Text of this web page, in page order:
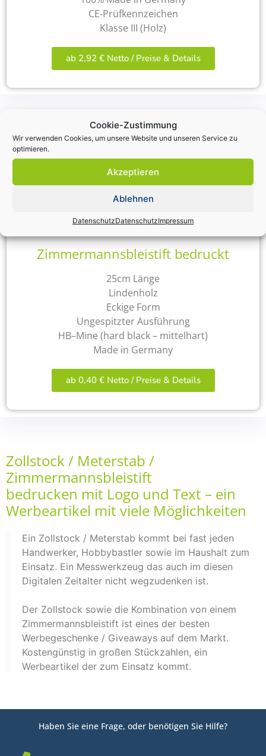
Cookie-Zustimmung
Wir verwenden Cookies, um unsere Website und unseren Service zu
optimieren.
Akzeptieren
Ablehnen
DatenschutzDatenschutzImpressum
CE-Prüfkennzeichen
Klasse III (Holz)
ab 2,92 € Netto / Preise & Details
Produktion 4-5 Tage plus Lieferzeit
Zimmermannsbleistift bedruckt
25cm Länge
Lindenholz
Eckige Form
Ungespitzter Ausführung
HB–Mine (hard black – mittelhart)
Made in Germany
ab 0,40 € Netto / Preise & Details
Zollstock / Meterstab /
Zimmermannsbleistift
bedrucken mit Logo und Text – ein
Werbeartikel mit viele Möglichkeiten
Ein Zollstock / Meterstab kommt bei fast jeden
Handwerker, Hobbybastler sowie im Haushalt zum
Einsatz. Ein Messwerkzeug das auch im diesen
Digitalen Zeitalter nicht wegzudenken ist.
Der Zollstock sowie die Kombination von einem
Zimmermannsbleistift ist eines der besten
Werbegeschenke / Giveaways auf dem Markt.
Kostengünstig in großen Stückzahlen, ein
Werbeartikel der zum Einsatz kommt.
Haben Sie eine Frage, oder benötigen Sie Hilfe?